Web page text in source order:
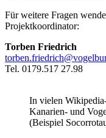
Für weitere Fragen
Projektkoordinator:
Torben Friedrich
Tel. 0179.517 27.98
In vielen
Kanarien- und
(Beispiel